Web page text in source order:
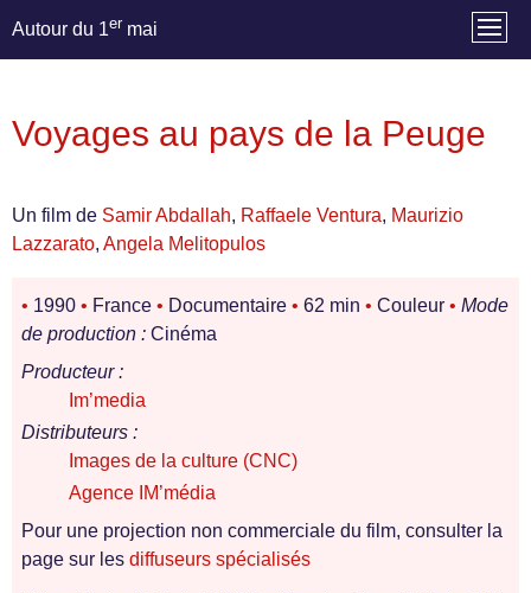
Autour du 1er mai
Voyages au pays de la Peuge
Un film de Samir Abdallah, Raffaele Ventura, Maurizio
Lazzarato, Angela Melitopulos
• 1990 • France • Documentaire • 62 min • Couleur • Mode
de production : Cinéma
Producteur :
Im’media
Distributeurs :
Images de la culture (CNC)
Agence IM’média
Pour une projection non commerciale du film, consulter la
page sur les diffuseurs spécialisés